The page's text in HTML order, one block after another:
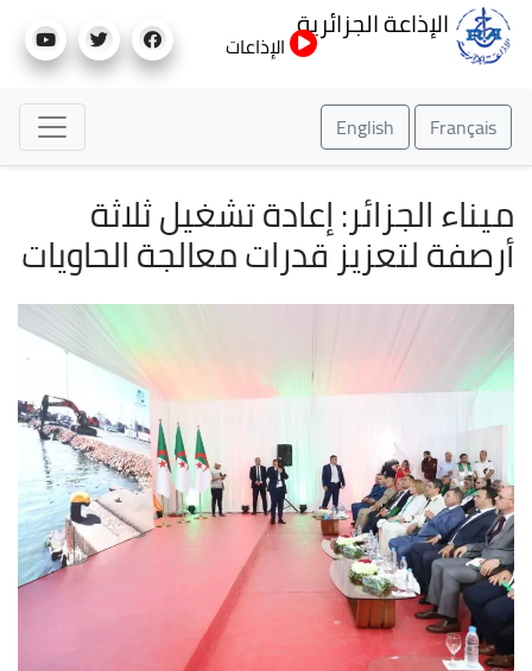
إلى
الإذاعة الجزائرية
الإذاعات
Français
English
ميناء الجزائر: إعادة تشغيل ثلاثة
أرصفة لتعزيز قدرات معالجة الحاويات